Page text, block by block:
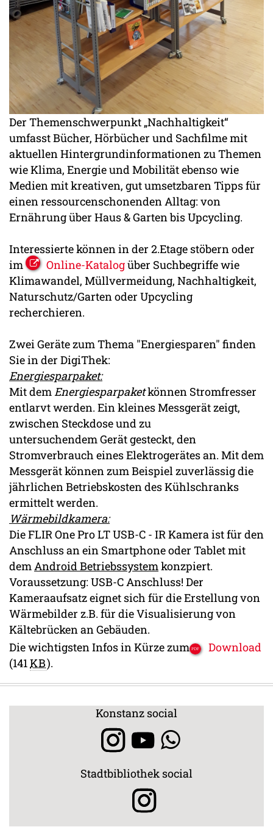
Der Themenschwerpunkt „Nachhaltigkeit“
umfasst Bücher, Hörbücher und Sachfilme mit
aktuellen Hintergrundinformationen zu Themen
wie Klima, Energie und Mobilität ebenso wie
Medien mit kreativen, gut umsetzbaren Tipps für
einen ressourcenschonenden Alltag: von
Ernährung über Haus & Garten bis Upcycling.
Interessierte können in der 2.Etage stöbern oder
im
Online-Katalogüber Suchbegriffe wie
Klimawandel, Müllvermeidung, Nachhaltigkeit,
Naturschutz/Garten oder Upcycling
recherchieren.
Zwei Geräte zum Thema "Energiesparen" finden
Sie in der DigiThek:
Energiesparpaket:
Mit dem Energiesparpaketkönnen Stromfresser
entlarvt werden. Ein kleines Messgerät zeigt,
zwischen Steckdose und zu
untersuchendem Gerät gesteckt, den
Stromverbrauch eines Elektrogerätes an. Mit dem
Messgerät können zum Beispiel zuverlässig die
jährlichen Betriebskosten des Kühlschranks
ermittelt werden.
Wärmebildkamera:
Die FLIR One Pro LT USB-C - IR Kamera ist für den
Anschluss an ein Smartphone oder Tablet mit
dem Android Betriebssystemkonzpiert.
Voraussetzung: USB-C Anschluss! Der
Kameraaufsatz eignet sich für die Erstellung von
Wärmebilder z.B. für die Visualisierung von
Kältebrücken an Gebäuden.
Die wichtigsten Infos in Kürze zum
Download
(141KB).
Konstanz social
Stadtbibliothek social